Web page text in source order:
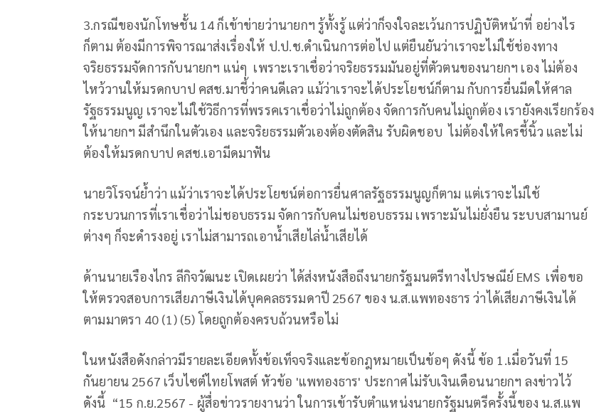
3.กรณีของนักโทษชั้น 14 ก็เข้าข่ายว่านายกฯ รู้ทั้งรู้ แต่ว่าก็จงใจละเว้นการปฏิบัติหน้าที่ อย่างไร
ก็ตาม ต้องมีการพิจารณาส่งเรื่องให้ ป.ป.ช.ดำเนินการต่อไป แต่ยืนยันว่าเราจะไม่ใช้ช่องทาง
จริยธรรมจัดการกับนายกฯ แน่ๆ เพราะเราเชื่อว่าจริยธรรมมันอยู่ที่ตัวตนของนายกฯ เอง ไม่ต้อง
ไหว้วานให้มรดกบาป คสช.มาชี้ว่าคนดีเลว แม้ว่าเราจะได้ประโยชน์ก็ตาม กับการยื่นมีดให้ศาล
รัฐธรรมนูญ เราจะไม่ใช้วิธีการที่พรรคเราเชื่อว่าไม่ถูกต้อง จัดการกับคนไม่ถูกต้อง เรายังคงเรียกร้อง
ให้นายกฯ มีสำนึกในตัวเอง และจริยธรรมตัวเองต้องตัดสิน รับผิดชอบ ไม่ต้องให้ใครชี้นิ้ว และไม่
ต้องให้มรดกบาป คสช.เอามีดมาฟัน
นายวิโรจน์ย้ำว่า แม้ว่าเราจะได้ประโยชน์ต่อการยื่นศาลรัฐธรรมนูญก็ตาม แต่เราจะไม่ใช้
กระบวนการที่เราเชื่อว่าไม่ชอบธรรม จัดการกับคนไม่ชอบธรรม เพราะมันไม่ยั่งยืน ระบบสามานย์
ต่างๆ ก็จะดำรงอยู่ เราไม่สามารถเอาน้ำเสียไล่น้ำเสียได้
ด้านนายเรืองไกร ลีกิจวัฒนะ เปิดเผยว่า ได้ส่งหนังสือถึงนายกรัฐมนตรีทางไปรษณีย์ EMS เพื่อขอ
ให้ตรวจสอบการเสียภาษีเงินได้บุคคลธรรมดาปี 2567 ของ น.ส.แพทองธาร ว่าได้เสียภาษีเงินได้
ตามมาตรา 40 (1) (5) โดยถูกต้องครบถ้วนหรือไม่
ในหนังสือดังกล่าวมีรายละเอียดทั้งข้อเท็จจริงและข้อกฎหมายเป็นข้อๆ ดังนี้ ข้อ 1.เมื่อวันที่ 15
กันยายน 2567 เว็บไซต์ไทยโพสต์ หัวข้อ 'แพทองธาร' ประกาศไม่รับเงินเดือนนายกฯ ลงข่าวไว้
ดังนี้ “15 ก.ย.2567 - ผู้สื่อข่าวรายงานว่า ในการเข้ารับตำแหน่งนายกรัฐมนตรีครั้งนี้ของ น.ส.แพ